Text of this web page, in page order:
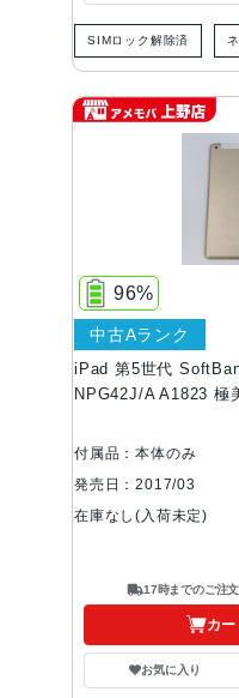
SIMロック解除済
iPad 第5世代
NPG42J/A A1823 極
96%
中古Aランク
付属品：本体のみ
発売日：2017/03
在庫なし(入荷未定)
17時までのご注
カー
お気に入り